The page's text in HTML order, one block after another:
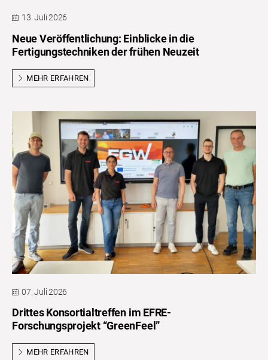
13. Juli 2026
Neue Veröffentlichung: Einblicke in die
Fertigungstechniken der frühen Neuzeit
MEHR ERFAHREN
07. Juli 2026
Drittes Konsortialtreffen im EFRE-
Forschungsprojekt “GreenFeel”
MEHR ERFAHREN